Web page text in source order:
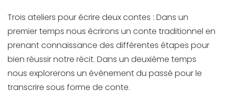
Trois ateliers pour écrire deux contes : Dans un
premier temps nous écrirons un conte traditionnel en
prenant connaissance des différentes étapes pour
bien réussir notre récit. Dans un deuxième temps
nous explorerons un évènement du passé pour le
transcrire sous forme de conte.